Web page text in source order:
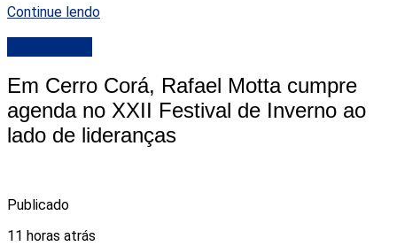
Continue lendo
Em Cerro Corá, Rafael Motta cumpre
agenda no XXII Festival de Inverno ao
lado de lideranças
Publicado
11 horas atrás